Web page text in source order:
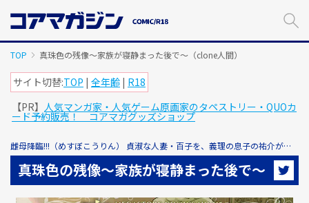
TOP 真珠色の残像～家族が寝静まった後で～（clone人間）
サイト切替:TOP | 全年齢 | R18
【PR】 人気マンガ家・人気ゲーム原画家のタペストリー・QUOカ
ード予約販売！ コアマガグッズショップ
雌母降臨!!!（めすぼこうりん） 貞淑な人妻・百子を、義理の息子の祐介が…
真珠色の残像～家族が寝静まった後で～